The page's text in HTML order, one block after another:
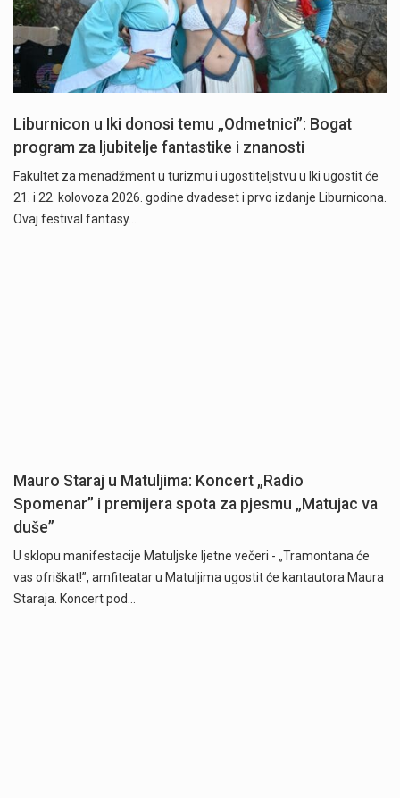
Liburnicon u Iki donosi temu „Odmetnici”: Bogat
program za ljubitelje fantastike i znanosti
Fakultet za menadžment u turizmu i ugostiteljstvu u Iki ugostit će
21. i 22. kolovoza 2026. godine dvadeset i prvo izdanje Liburnicona.
Ovaj festival fantasy…
Mauro Staraj u Matuljima: Koncert „Radio
Spomenar” i premijera spota za pjesmu „Matujac va
duše”
U sklopu manifestacije Matuljske ljetne večeri - „Tramontana će
vas ofriškat!”, amfiteatar u Matuljima ugostit će kantautora Maura
Staraja. Koncert pod…